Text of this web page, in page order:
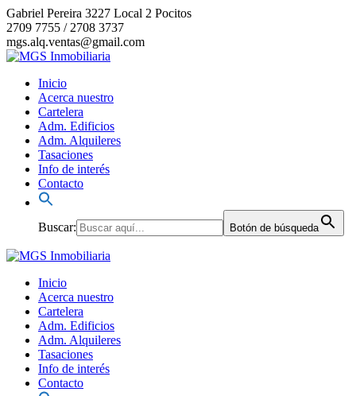
Saltar
al
contenido
Gabriel Pereira 3227 Local 2 Pocitos
2709 7755 / 2708 3737
mgs.alq.ventas@gmail.com
Inicio
Acerca nuestro
Cartelera
Adm. Edificios
Adm. Alquileres
Tasaciones
Info de interés
Contacto
Buscar: Botón de búsqueda
Inicio
Acerca nuestro
Cartelera
Adm. Edificios
Adm. Alquileres
Tasaciones
Info de interés
Contacto